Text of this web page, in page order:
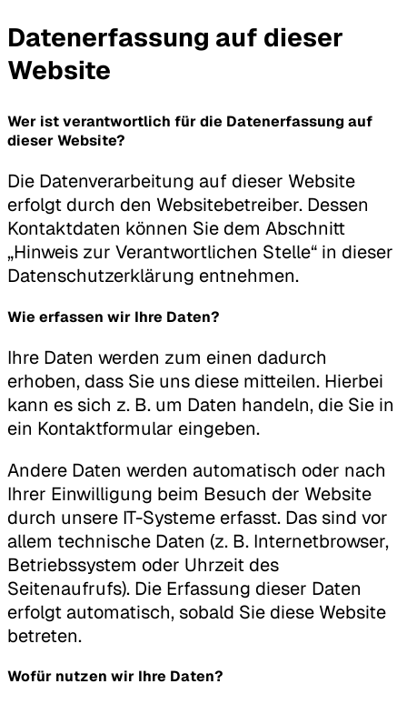
Datenerfassung auf dieser
Website
Wer ist verantwortlich für die Datenerfassung auf
dieser Website?
Die Datenverarbeitung auf dieser Website
erfolgt durch den Websitebetreiber. Dessen
Kontaktdaten können Sie dem Abschnitt
„Hinweis zur Verantwortlichen Stelle“ in dieser
Datenschutzerklärung entnehmen.
Wie erfassen wir Ihre Daten?
Ihre Daten werden zum einen dadurch
erhoben, dass Sie uns diese mitteilen. Hierbei
kann es sich z. B. um Daten handeln, die Sie in
ein Kontaktformular eingeben.
Andere Daten werden automatisch oder nach
Ihrer Einwilligung beim Besuch der Website
durch unsere IT-Systeme erfasst. Das sind vor
allem technische Daten (z. B. Internetbrowser,
Betriebssystem oder Uhrzeit des
Seitenaufrufs). Die Erfassung dieser Daten
erfolgt automatisch, sobald Sie diese Website
betreten.
Wofür nutzen wir Ihre Daten?